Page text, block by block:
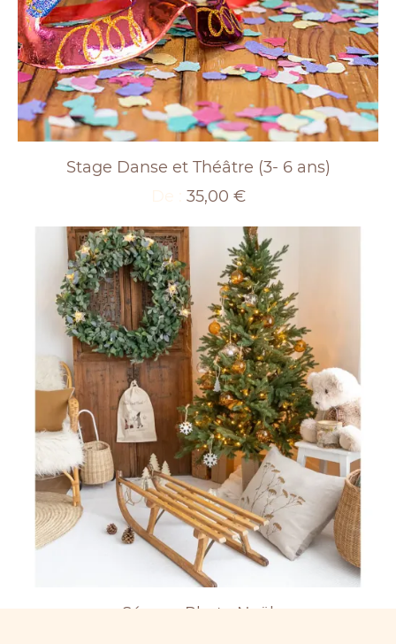
Stage Danse et Théâtre (3- 6 ans)
35,00 €
Séance Photo Noël